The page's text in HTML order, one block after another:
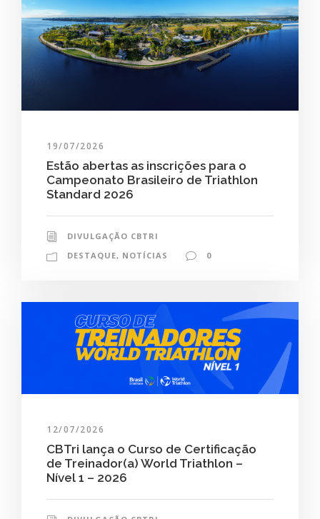
19/07/2026
Estão abertas as inscrições para o
Campeonato Brasileiro de Triathlon
Standard 2026
DIVULGAÇÃO CBTRI
DESTAQUE, NOTÍCIAS 0
12/07/2026
CBTri lança o Curso de Certificação
de Treinador(a) World Triathlon –
Nível 1 – 2026